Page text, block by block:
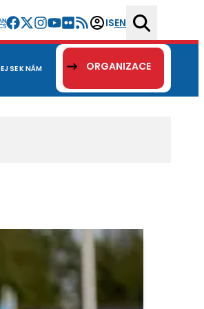
ISEN
SE K NÁM ORGANIZACE